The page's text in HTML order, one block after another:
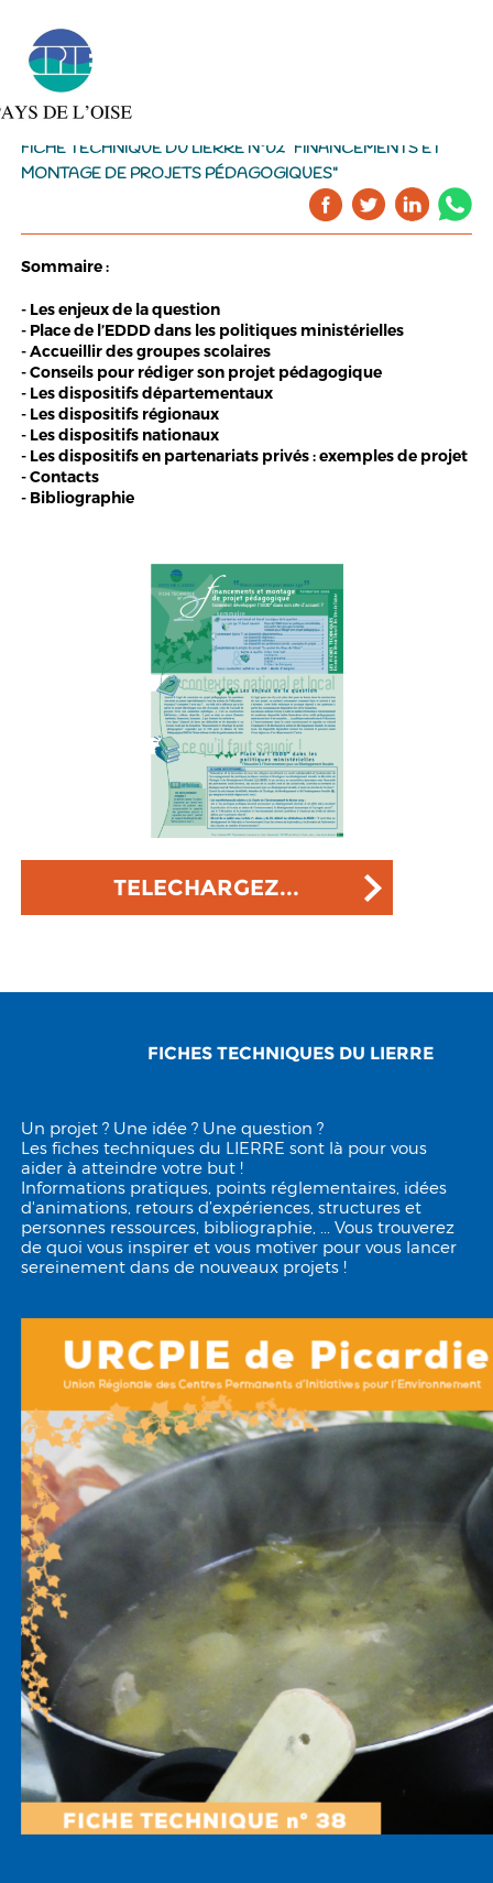
FICHE TECHNIQUE DU LIERRE N°02 "FINANCEMENTS ET
MONTAGE DE PROJETS PÉDAGOGIQUES"
Sommaire :
- Les enjeux de la question
- Place de l’EDDD dans les politiques ministérielles
- Accueillir des groupes scolaires
- Conseils pour rédiger son projet pédagogique
- Les dispositifs départementaux
- Les dispositifs régionaux
- Les dispositifs nationaux
- Les dispositifs en partenariats privés : exemples de projet
- Contacts
- Bibliographie
TELECHARGEZ...
FICHES TECHNIQUES DU LIERRE
Un projet ? Une idée ? Une question ?
Les fiches techniques du LIERRE sont là pour vous
aider à atteindre votre but !
Informations pratiques, points réglementaires, idées
d'animations, retours d’expériences, structures et
personnes ressources, bibliographie, ... Vous trouverez
de quoi vous inspirer et vous motiver pour vous lancer
sereinement dans de nouveaux projets !